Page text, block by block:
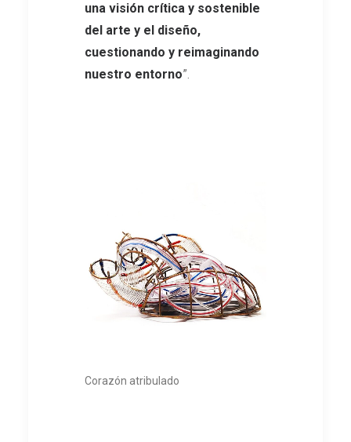
una visión crítica y sostenible
del arte y el diseño,
cuestionando y reimaginando
nuestro entorno”.
Corazón atribulado